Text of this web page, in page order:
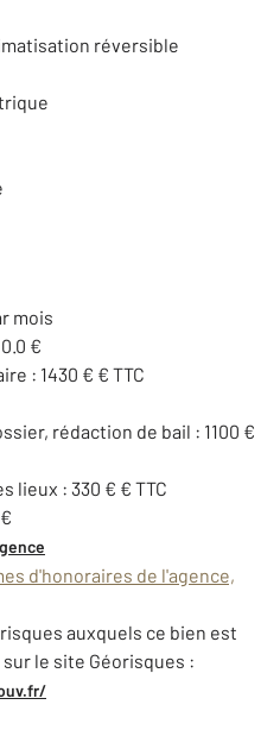
réversible
mois
€
: 1430 € € TTC
rédaction de bail : 1100 €
lieux : 330 € € TTC
d'honoraires de l'agence,
auxquels ce bien est
le site Géorisques :